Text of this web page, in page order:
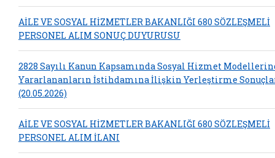
AİLE VE SOSYAL HİZMETLER BAKANLIĞI 680 SÖZLEŞMELİ
PERSONEL ALIM SONUÇ DUYURUSU
2828 Sayılı Kanun Kapsamında Sosyal Hizmet
Yararlananların İstihdamına İlişkin Yerleştirme
(20.05.2026)
AİLE VE SOSYAL HİZMETLER BAKANLIĞI 680 SÖZLEŞMELİ
PERSONEL ALIM İLANI